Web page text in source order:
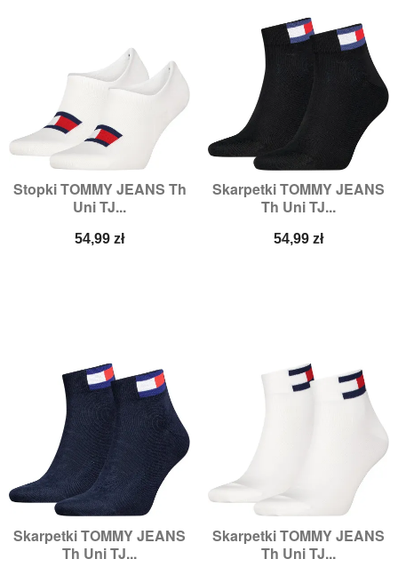
Stopki TOMMY JEANS Th
Uni TJ...
Cena
54,99 zł
Skarpetki TOMMY JEANS
Th Uni TJ...
Cena
54,99 zł
Skarpetki TOMMY JEANS
Th Uni TJ...
Skarpetki TOMMY JEANS
Th Uni TJ...